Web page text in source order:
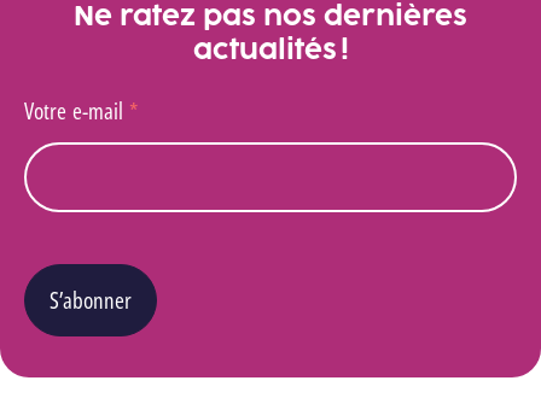
Ne ratez pas nos dernières
actualités !
Votre e-mail *
S’abonner